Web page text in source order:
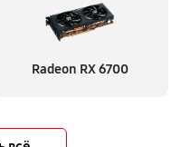
Radeon RX 6700